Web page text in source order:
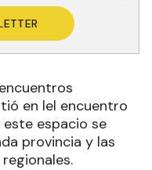
en lel encuentro
este espacio se
provincia y las